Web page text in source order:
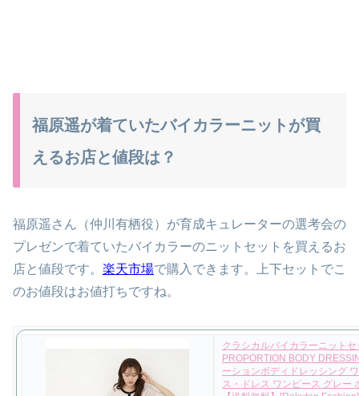
福原遥が着ていたバイカラーニットが買
えるお店と値段は？
福原遥さん（仲川 有栖役） が育成キュレーターの選考会の
プレゼンで着ていたバイカラーのニットセットを買えるお
店と値段です。 楽天市場で購入できます。上下セットでこ
のお値段はお値打ちですね。
クラシカルバイカラーニットセ
PROPORTION BODY
ーションボディドレッシング
ス・ドレス ワンピース グレー